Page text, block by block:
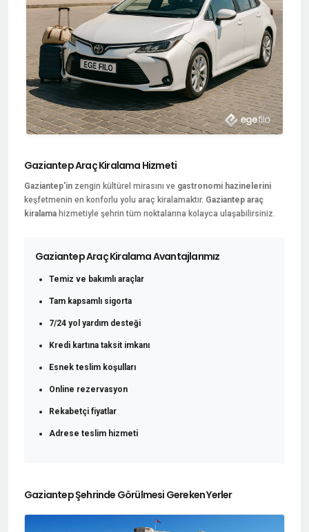
Gaziantep Araç Kiralama Hizmeti
Gaziantep'in zengin kültürel mirasını ve gastronomi hazinelerini
keşfetmenin en konforlu yolu araç kiralamaktır. Gaziantep araç
kiralama hizmetiyle şehrin tüm noktalarına kolayca ulaşabilirsiniz.
Gaziantep Araç Kiralama Avantajlarımız
Temiz ve bakımlı araçlar
Tam kapsamlı sigorta
7/24 yol yardım desteği
Kredi kartına taksit imkanı
Esnek teslim koşulları
Online rezervasyon
Rekabetçi fiyatlar
Adrese teslim hizmeti
Gaziantep Şehrinde Görülmesi Gereken Yerler